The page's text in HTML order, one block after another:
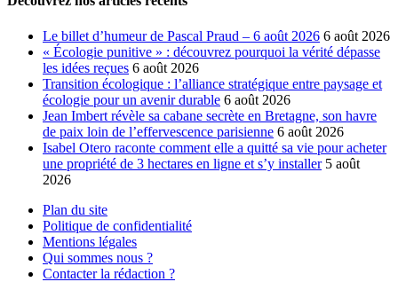
Le billet d’humeur de Pascal Praud – 6 août 2026 6 août 2026
« Écologie punitive » : découvrez pourquoi la vérité dépasse
les idées reçues 6 août 2026
Transition écologique : l’alliance stratégique entre paysage et
écologie pour un avenir durable 6 août 2026
Jean Imbert révèle sa cabane secrète en Bretagne, son havre
de paix loin de l’effervescence parisienne 6 août 2026
Isabel Otero raconte comment elle a quitté sa vie pour acheter
une propriété de 3 hectares en ligne et s’y installer 5 août
2026
Plan du site
Politique de confidentialité
Mentions légales
Qui sommes nous ?
Contacter la rédaction ?